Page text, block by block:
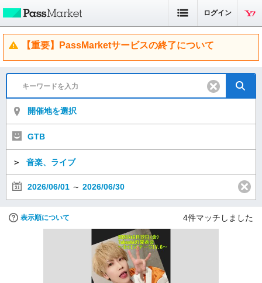
ログイン
【重要】PassMarketサービスの終了について
開催地を選択
GTB
＞ 音楽、ライブ
2026/06/01 ～ 2026/06/30
表示順について 4件マッチしました